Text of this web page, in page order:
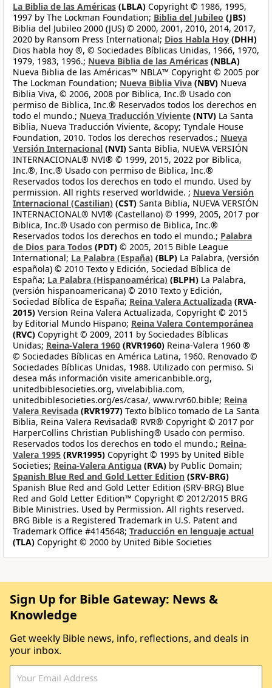
La Biblia de las Américas (LBLA) Copyright © 1986, 1995,
1997 by The Lockman Foundation; Biblia del Jubileo (JBS)
Biblia del Jubileo 2000 (JUS) © 2000, 2001, 2010, 2014, 2017,
2020 by Ransom Press International; Dios Habla Hoy (DHH)
Dios habla hoy ®, © Sociedades Bíblicas Unidas, 1966, 1970,
1979, 1983, 1996.; Nueva Biblia de las Américas (NBLA)
Nueva Biblia de las Américas™ NBLA™ Copyright © 2005 por
The Lockman Foundation; Nueva Biblia Viva (NBV) Nueva
Biblia Viva, © 2006, 2008 por Biblica, Inc.® Usado con
permiso de Biblica, Inc.® Reservados todos los derechos en
todo el mundo.; Nueva Traducción Viviente (NTV) La Santa
Biblia, Nueva Traducción Viviente, &copy; Tyndale House
Foundation, 2010. Todos los derechos reservados.; Nueva
Versión Internacional (NVI) Santa Biblia, NUEVA VERSIÓN
INTERNACIONAL® NVI® © 1999, 2015, 2022 por Biblica,
Inc.®, Inc.® Usado con permiso de Biblica, Inc.®
Reservados todos los derechos en todo el mundo. Used by
permission. All rights reserved worldwide. ; Nueva Versión
Internacional (Castilian) (CST) Santa Biblia, NUEVA VERSIÓN
INTERNACIONAL® NVI® (Castellano) © 1999, 2005, 2017 por
Biblica, Inc.® Usado con permiso de Biblica, Inc.®
Reservados todos los derechos en todo el mundo.; Palabra
de Dios para Todos (PDT) © 2005, 2015 Bible League
International; La Palabra (España) (BLP) La Palabra, (versión
española) © 2010 Texto y Edición, Sociedad Bíblica de
España; La Palabra (Hispanoamérica) (BLPH) La Palabra,
(versión hispanoamericana) © 2010 Texto y Edición,
Sociedad Bíblica de España; Reina Valera Actualizada (RVA-
2015) Version Reina Valera Actualizada, Copyright © 2015
by Editorial Mundo Hispano; Reina Valera Contemporánea
(RVC) Copyright © 2009, 2011 by Sociedades Bíblicas
Unidas; Reina-Valera 1960 (RVR1960) Reina-Valera 1960 ®
© Sociedades Bíblicas en América Latina, 1960. Renovado ©
Sociedades Bíblicas Unidas, 1988. Utilizado con permiso. Si
desea más información visite americanbible.org,
unitedbiblesocieties.org, vivelabiblia.com,
unitedbiblesocieties.org/es/casa/, www.rvr60.bible; Reina
Valera Revisada (RVR1977) Texto bíblico tomado de La Santa
Biblia, Reina Valera Revisada® RVR® Copyright © 2017 por
HarperCollins Christian Publishing® Usado con permiso.
Reservados todos los derechos en todo el mundo.; Reina-
Valera 1995 (RVR1995) Copyright © 1995 by United Bible
Societies; Reina-Valera Antigua (RVA) by Public Domain;
Spanish Blue Red and Gold Letter Edition (SRV-BRG)
Spanish Blue Red and Gold Letter Edition (SRV-BRG) Blue
Red and Gold Letter Edition™ Copyright © 2012/2015 BRG
Bible Ministries. Used by Permission. All rights reserved.
BRG Bible is a Registered Trademark in U.S. Patent and
Trademark Office #4145648; Traducción en lenguaje actual
(TLA) Copyright © 2000 by United Bible Societies
Sign Up for Bible Gateway: News &
Knowledge
Get weekly Bible news, info, reflections, and deals in
your inbox.